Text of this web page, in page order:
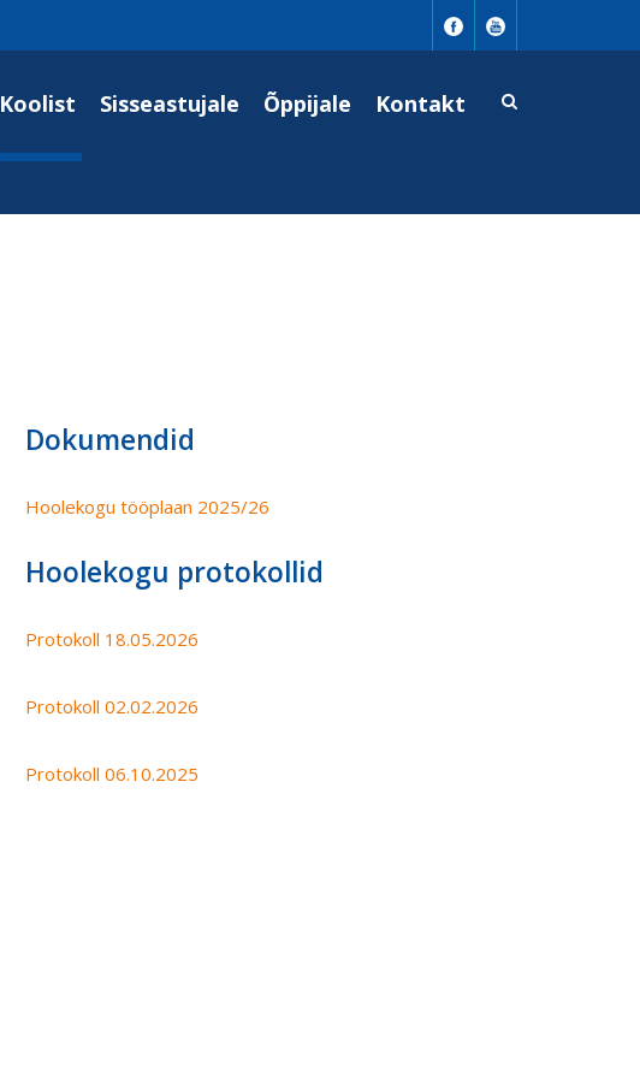
Koolist Sisseastujale Õppijale Kontakt
Dokumendid
Hoolekogu tööplaan 2025/26
Hoolekogu protokollid
Protokoll 18.05.2026
Protokoll 02.02.2026
Protokoll 06.10.2025